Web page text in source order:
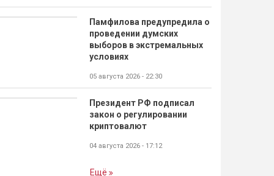
Памфилова предупредила о
проведении думских
выборов в экстремальных
условиях
05 августа 2026 - 22:30
Президент РФ подписал
закон о регулировании
криптовалют
04 августа 2026 - 17:12
Ещё